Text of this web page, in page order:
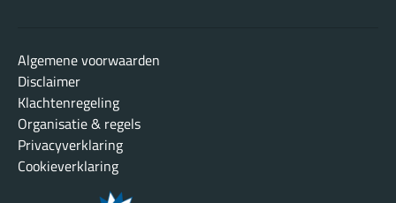
Algemene voorwaarden
Disclaimer
Klachtenregeling
Organisatie & regels
Privacyverklaring
Cookieverklaring